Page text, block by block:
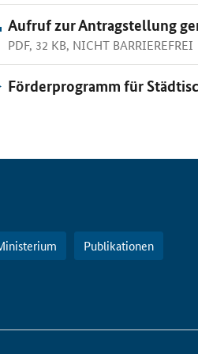
Aufruf zur Antragstellung
PDF, 32 KB, NICHT BARRIEREFREI
Förderprogramm für
Publikationen